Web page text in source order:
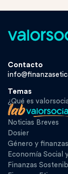
Contacto
Temas
¿Qué es
Noticias Breves
Dosier
Género y finanzas
Economía Social
Finanzas